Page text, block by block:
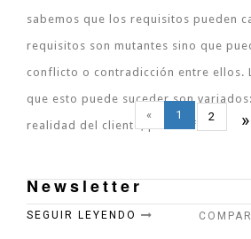
sabemos que los requisitos pueden
requisitos son mutantes sino que
conflicto o contradicción entre ellos.
que esto puede suceder son
realidad del cliente, poca infor...
SEGUIR LEYENDO
« 1 2 »
Newsletter